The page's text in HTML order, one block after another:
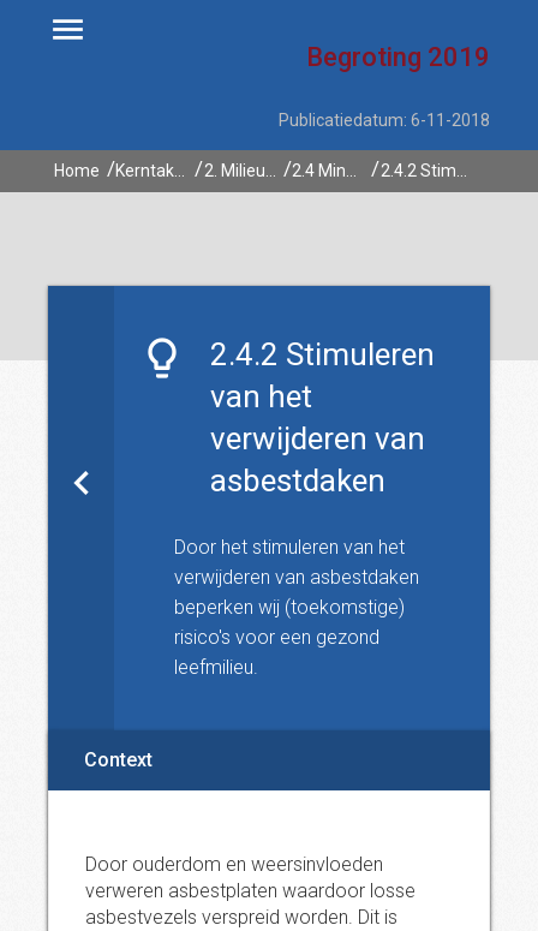
Begroting 2019
Publicatiedatum: 6-11-2018
Home
2.4.2 Stimuleren
van het
verwijderen van
asbestdaken
Door het stimuleren van het
verwijderen van asbestdaken
beperken wij (toekomstige)
risico's voor een gezond
leefmilieu.
Context
Door ouderdom en weersinvloeden
verweren asbestplaten waardoor losse
asbestvezels verspreid worden. Dit is